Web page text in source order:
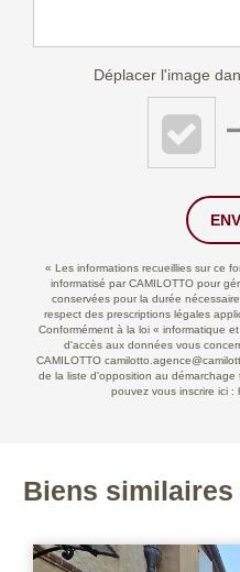
Déplacer l'image
« Les informations recueillies sur ce
informatisé par CAMILOTTO pour
conservées pour la durée
respect des prescriptions légales
Conformément à la loi « informatique
d'accès aux données vous
CAMILOTTO
de la liste d'opposition au
pouvez vous inscrire ici :
Biens